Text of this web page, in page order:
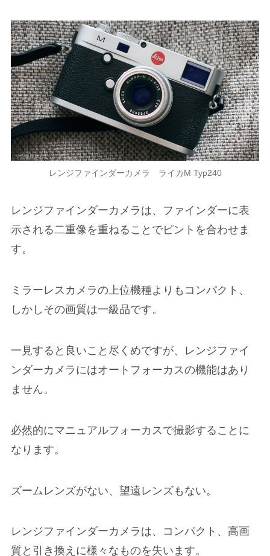
レンジファインダーカメラ ライカM Typ240
レンジファインダーカメラは、ファインダーに表
示される二重像を重ねることでピントを合わせま
す。
ミラーレスカメラの上位機種よりもコンパクト、
しかしその画質は一級品です。
一見すると良いこと尽くめですが、レンジファイ
ンダーカメラにはオートフォーカスの機能はあり
ません。
必然的にマニュアルフォーカスで撮影することに
なります。
ズームレンズがない、望遠レンズもない。
レンジファインダーカメラは、コンパクト、高画
質と引き換えに様々なものを失います。